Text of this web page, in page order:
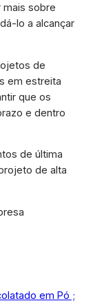
sobre
lo a alcançar
de
em estreita
que os
e dentro
de última
de alta
em Pó ;